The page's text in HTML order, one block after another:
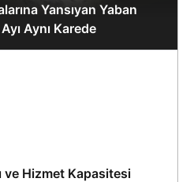
Yansıyan Yaban
Aynı Karede
ve Hizmet Kapasitesi